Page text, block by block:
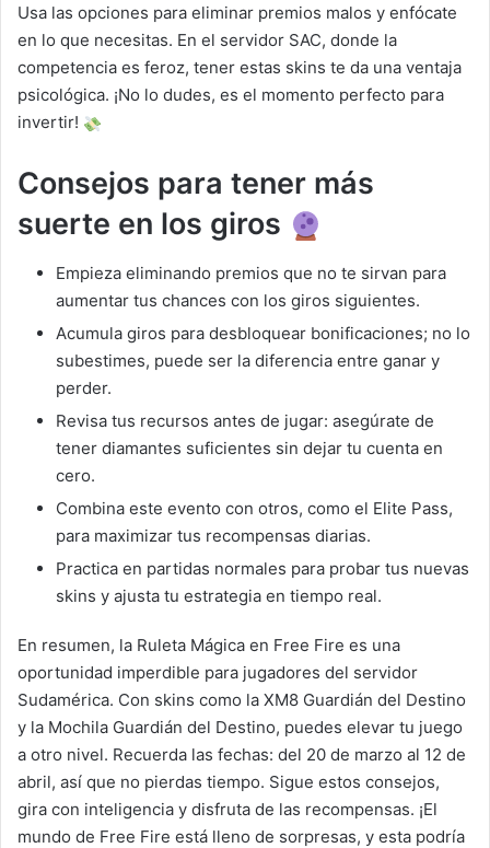
Usa las opciones para eliminar premios malos y enfócate
en lo que necesitas. En el servidor SAC, donde la
competencia es feroz, tener estas skins te da una ventaja
psicológica. ¡No lo dudes, es el momento perfecto para
invertir!
Consejos para tener más
suerte en los giros
Empieza eliminando premios que no te sirvan para
aumentar tus chances con los giros siguientes.
Acumula giros para desbloquear bonificaciones; no lo
subestimes, puede ser la diferencia entre ganar y
perder.
Revisa tus recursos antes de jugar: asegúrate de
tener diamantes suficientes sin dejar tu cuenta en
cero.
Combina este evento con otros, como el Elite Pass,
para maximizar tus recompensas diarias.
Practica en partidas normales para probar tus nuevas
skins y ajusta tu estrategia en tiempo real.
En resumen, la Ruleta Mágica en Free Fire es una
oportunidad imperdible para jugadores del servidor
Sudamérica. Con skins como la XM8 Guardián del Destino
y la Mochila Guardián del Destino, puedes elevar tu juego
a otro nivel. Recuerda las fechas: del 20 de marzo al 12 de
abril, así que no pierdas tiempo. Sigue estos consejos,
gira con inteligencia y disfruta de las recompensas. ¡El
mundo de Free Fire está lleno de sorpresas, y esta podría